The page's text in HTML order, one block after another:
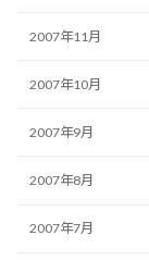
2007年11月
2007年10月
2007年9月
2007年8月
2007年7月